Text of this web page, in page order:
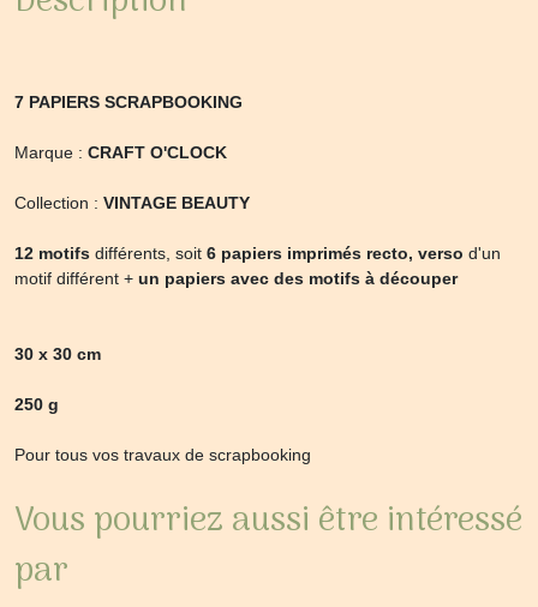
7 PAPIERS SCRAPBOOKING
Marque : CRAFT O'CLOCK
Collection : VINTAGE BEAUTY
12 motifs différents, soit 6 papiers imprimés recto, verso d'un
motif différent + un papiers avec des motifs à découper
30 x 30 cm
250 g
Pour tous vos travaux de scrapbooking
Vous pourriez aussi être intéressé
par